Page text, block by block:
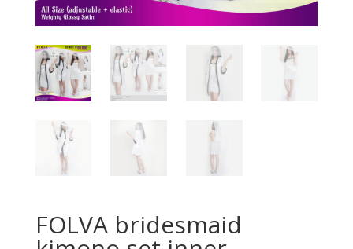
FOLVA bridesmaid